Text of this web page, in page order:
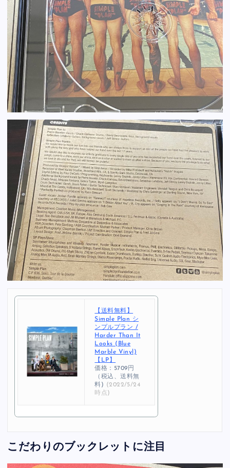
【送料無料】
Simple Plan シ
ンプルプラン /
Harder Than It
Looks (Blue
Marble Vinyl)
【LP】
価格：5709円
（税込、送料無
料) (2022/5/24
時点)
こだわりのブックレットに注目